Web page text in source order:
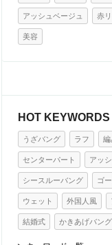
アッシュベージュ 赤
美容
HOT KEYWORDS
うざバング ラフ 編
センターパート アッシ
シースルーバング ゴ
ウェット 外国人風
結婚式 かきあげバング